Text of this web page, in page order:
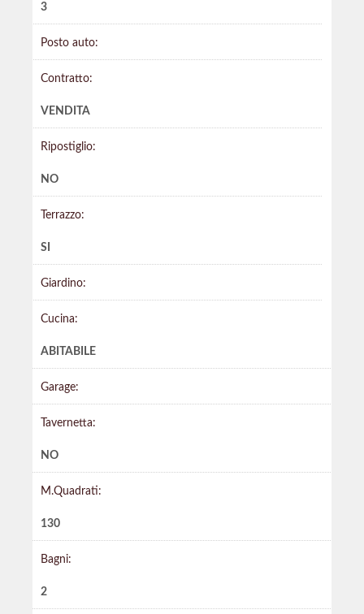
3
Posto auto:
Contratto:
VENDITA
Ripostiglio:
NO
Terrazzo:
SI
Giardino:
Cucina:
ABITABILE
Garage:
Tavernetta:
NO
M.Quadrati:
130
Bagni:
2